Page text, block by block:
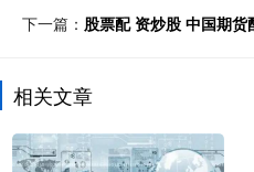
下一篇： 股票配 资炒股 中国期
相关文章